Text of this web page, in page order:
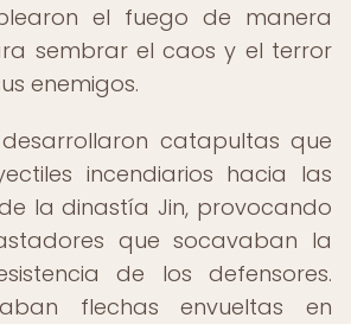
el fuego de manera
sembrar el caos y el terror
enemigos.
catapultas que
incendiarios hacia las
la dinastía Jin, provocando
que socavaban la
de los defensores.
flechas envueltas en